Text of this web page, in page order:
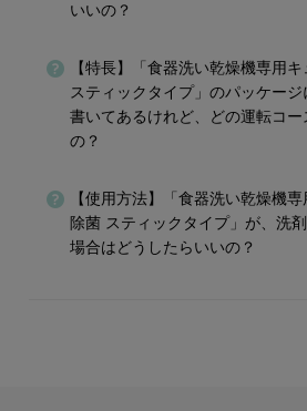
いいの？
【特長】「食器洗い乾燥機専用
スティックタイプ」のパッケー
書いてあるけれど、どの運転コ
の？
【使用方法】「食器洗い乾燥機
除菌 スティックタイプ」が、洗
場合はどうしたらいいの？